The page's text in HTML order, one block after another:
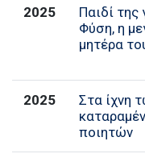
2025
Παιδί της
Φύση, η
µητέρα
2025
Στα ίχνη
ποιητών